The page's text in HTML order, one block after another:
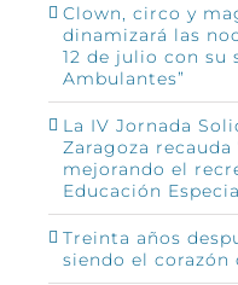
Clown, circo y
dinamizará las
12 de julio con su
Ambulantes”
La IV Jornada
Zaragoza
mejorando el
Educación
Treinta años
siendo el corazón